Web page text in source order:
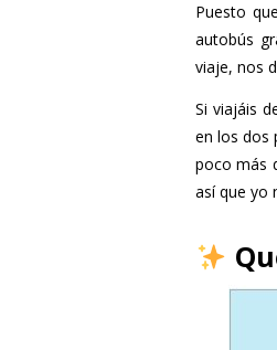
Puesto
autobús
viaje, nos
Si viajáis
en los dos
poco más
así que yo